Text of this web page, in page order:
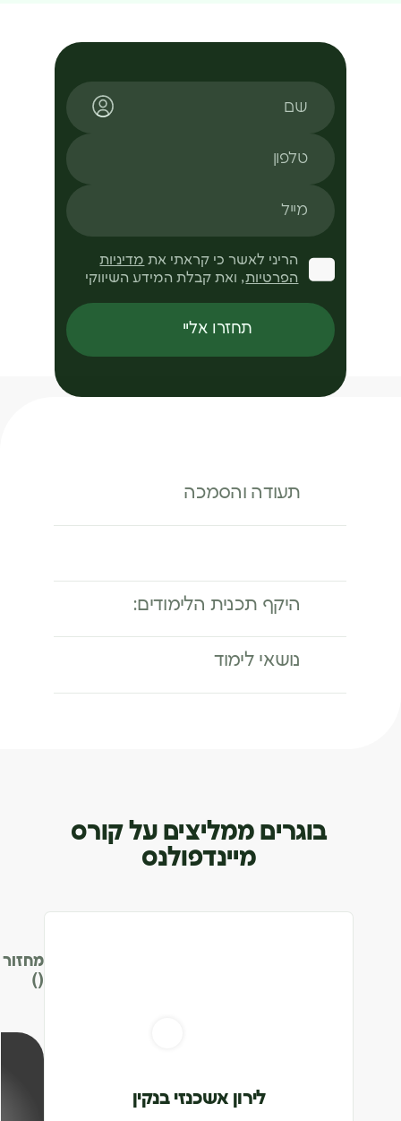
שם
טלפון
מייל
הריני לאשר כי קראתי את מדיניות
הפרטיות, ואת קבלת המידע השיווקי
תחזרו אליי
תעודה והסמכה
היקף תכנית הלימודים:
נושאי לימוד
בוגרים ממליצים על קורס
מיינדפולנס
לירון אשכנזי בנקין
מחזור
()